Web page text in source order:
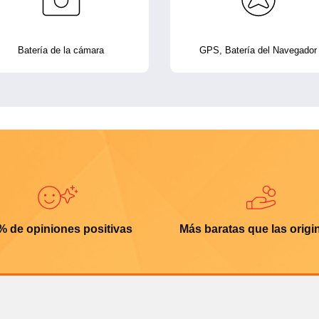
Batería de la cámara GPS, Batería del Navegador
de opiniones positivas Más baratas que las